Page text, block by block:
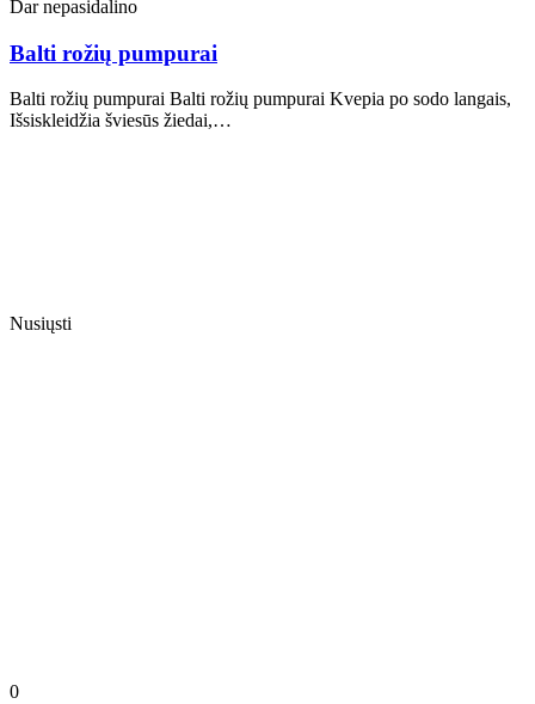
Dar nepasidalino
Balti rožių pumpurai
Balti rožių pumpurai Balti rožių pumpurai Kvepia po sodo langais,
Išsiskleidžia šviesūs žiedai,…
Nusiųsti
0